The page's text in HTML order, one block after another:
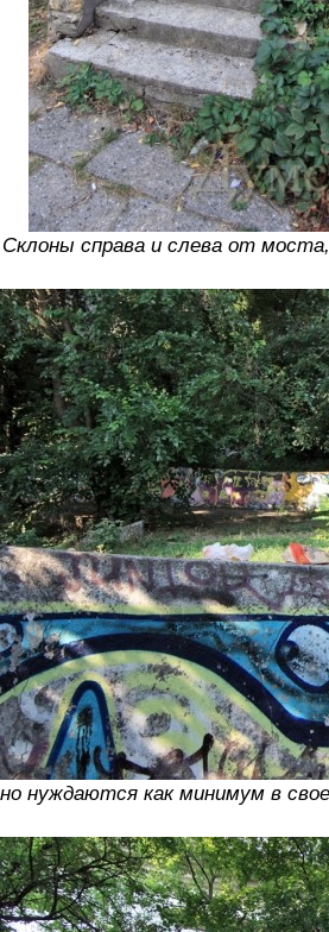
Склоны справа и слева от
но нуждаются как минимум в